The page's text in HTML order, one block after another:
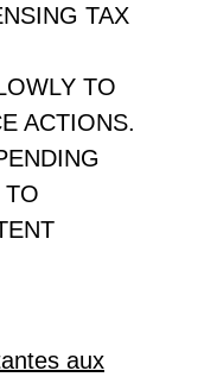
TAX
TO
ACTIONS.
TO
aux